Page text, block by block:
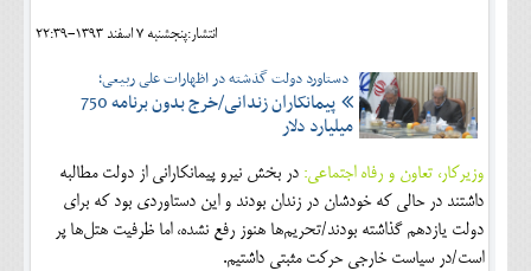
کلینیک
حقوقی
محیط زیست و گردشگری
فرهنگی و هنری
انتشار:پنجشنبه 7 اسفند 1393-22:39
دستاورد دولت گذشته در اظهارات علی ربیعی؛
پیمانکاران زندانی/خرج بدون برنامه 750
میلیارد دلار
وزیرکار، تعاون و رفاه اجتماعی: در بخش نیرو پیمانکارانی از دولت مطالبه
داشتند در حالی که خودشان در زندان بودند و این دستاوردی بود که برای
دولت یازدهم گذاشته بودند/تحریم‌ها هنوز رفع نشده، اما ظرفیت هتل‌ها پر
است/در سیاست خارجی حرکت مثبتی داشتیم.